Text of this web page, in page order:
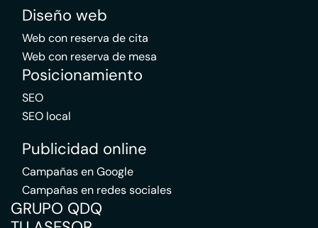
Diseño web
Web con reserva de cita
Web con reserva de mesa
Posicionamiento
SEO
SEO local
Publicidad online
Campañas en Google
Campañas en redes sociales
GRUPO QDQ